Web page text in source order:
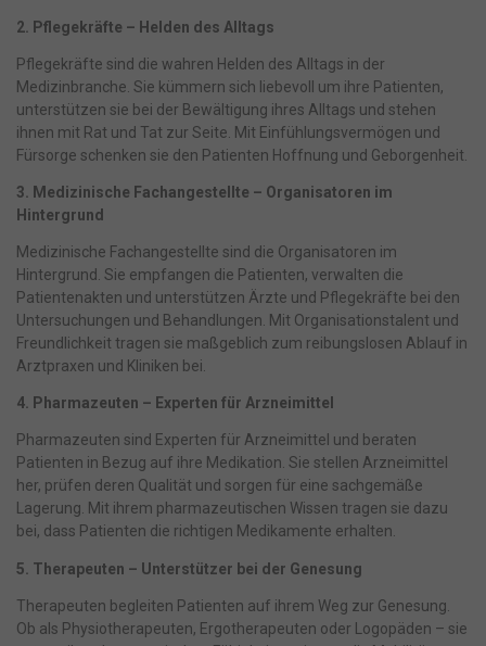
2. Pflegekräfte – Helden des Alltags
Pflegekräfte sind die wahren Helden des Alltags in der
Medizinbranche. Sie kümmern sich liebevoll um ihre Patienten,
unterstützen sie bei der Bewältigung ihres Alltags und stehen
ihnen mit Rat und Tat zur Seite. Mit Einfühlungsvermögen und
Fürsorge schenken sie den Patienten Hoffnung und Geborgenheit.
3. Medizinische Fachangestellte – Organisatoren im
Hintergrund
Medizinische Fachangestellte sind die Organisatoren im
Hintergrund. Sie empfangen die Patienten, verwalten die
Patientenakten und unterstützen Ärzte und Pflegekräfte bei den
Untersuchungen und Behandlungen. Mit Organisationstalent und
Freundlichkeit tragen sie maßgeblich zum reibungslosen Ablauf in
Arztpraxen und Kliniken bei.
4. Pharmazeuten – Experten für Arzneimittel
Pharmazeuten sind Experten für Arzneimittel und beraten
Patienten in Bezug auf ihre Medikation. Sie stellen Arzneimittel
her, prüfen deren Qualität und sorgen für eine sachgemäße
Lagerung. Mit ihrem pharmazeutischen Wissen tragen sie dazu
bei, dass Patienten die richtigen Medikamente erhalten.
5. Therapeuten – Unterstützer bei der Genesung
Therapeuten begleiten Patienten auf ihrem Weg zur Genesung.
Ob als Physiotherapeuten, Ergotherapeuten oder Logopäden – sie